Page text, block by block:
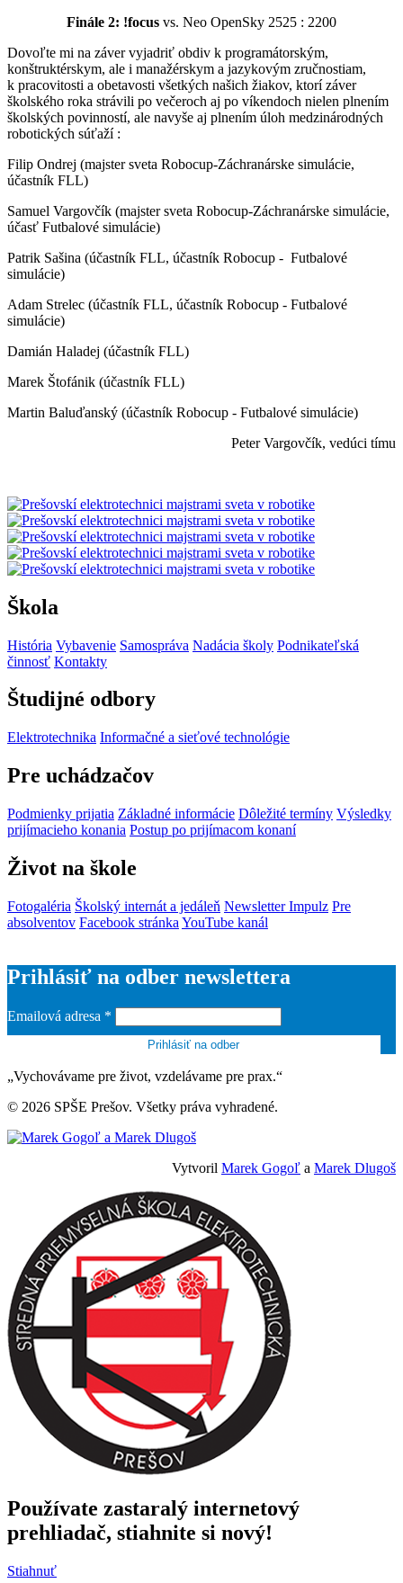
Finále 2: !focus vs. Neo OpenSky 2525 : 2200
Dovoľte mi na záver vyjadriť obdiv k programátorským,
konštruktérskym, ale i manažérskym a jazykovým zručnostiam,
k pracovitosti a obetavosti všetkých našich žiakov, ktorí záver
školského roka strávili po večeroch aj po víkendoch nielen plnením
školských povinností, ale navyše aj plnením úloh medzinárodných
robotických súťaží :
Filip Ondrej (majster sveta Robocup-Záchranárske simulácie,
účastník FLL)
Samuel Vargovčík (majster sveta Robocup-Záchranárske simulácie,
účasť Futbalové simulácie)
Patrik Sašina (účastník FLL, účastník Robocup - Futbalové
simulácie)
Adam Strelec (účastník FLL, účastník Robocup - Futbalové
simulácie)
Damián Haladej (účastník FLL)
Marek Štofánik (účastník FLL)
Martin Baluďanský (účastník Robocup - Futbalové simulácie)
Peter Vargovčík, vedúci tímu
Škola
História Vybavenie Samospráva Nadácia školy Podnikateľská
činnosť Kontakty
Študijné odbory
Elektrotechnika Informačné a sieťové technológie
Pre uchádzačov
Podmienky prijatia Základné informácie Dôležité termíny Výsledky
prijímacieho konania Postup po prijímacom konaní
Život na škole
Fotogaléria Školský internát a jedáleň Newsletter Impulz Pre
absolventov Facebook stránka YouTube kanál
Prihlásiť na odber newslettera
Emailová adresa *
„Vychovávame pre život, vzdelávame pre prax.“
© 2026 SPŠE Prešov. Všetky práva vyhradené.
Vytvoril Marek Gogoľ a Marek Dlugoš
Používate zastaralý internetový
prehliadač, stiahnite si nový!
Stiahnuť